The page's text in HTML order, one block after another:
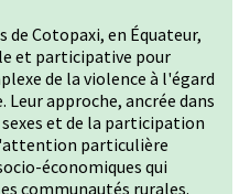
de Cotopaxi, en Équateur,
et participative pour
de la violence à l'égard
Leur approche, ancrée dans
et de la participation
particulière
économiques qui
communautés rurales.